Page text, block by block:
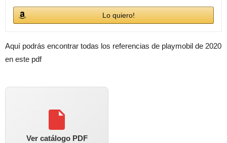
Lo quiero!
Aquí podrás encontrar todas los referencias de playmobil de 2020
en este pdf
Ver catálogo PDF